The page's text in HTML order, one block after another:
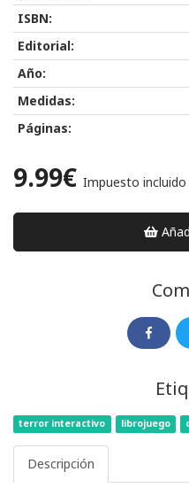
ISBN:
Editorial:
Año:
Medidas:
Páginas:
9.99€ Impuesto incluido
terror interactivo librojuego
Descripción